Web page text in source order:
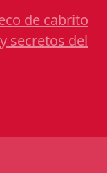
de cabrito
secretos del